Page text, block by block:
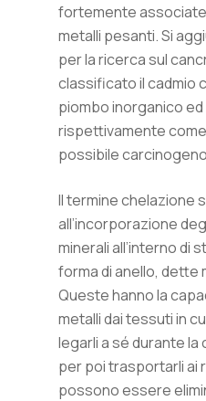
fortemente associate
metalli pesanti. Si
per la ricerca sul
classificato il cadmio
piombo inorganico
rispettivamente
possibile
Il termine chelazione
all’incorporazione
minerali all’interno di
forma di anello, dette
Queste hanno la
metalli dai tessuti in
legarli a sé durante
per poi trasportarli ai
possono essere